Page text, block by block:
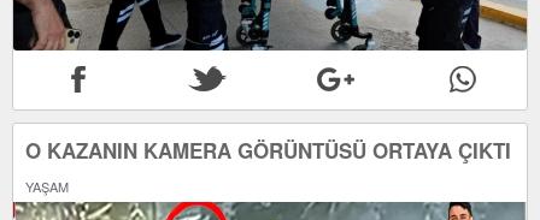
O KAZANIN KAMERA GÖRÜNTÜSÜ ORTAYA ÇIKTI
YAŞAM